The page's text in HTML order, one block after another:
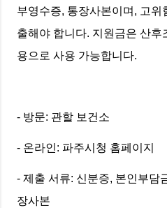
부영수증, 통장사본이며, 고위
출해야 합니다. 지원금은 산후
용으로 사용 가능합니다.
- 방문: 관할 보건소
- 온라인: 파주시청 홈페이지
- 제출 서류: 신분증, 본인부담
장사본